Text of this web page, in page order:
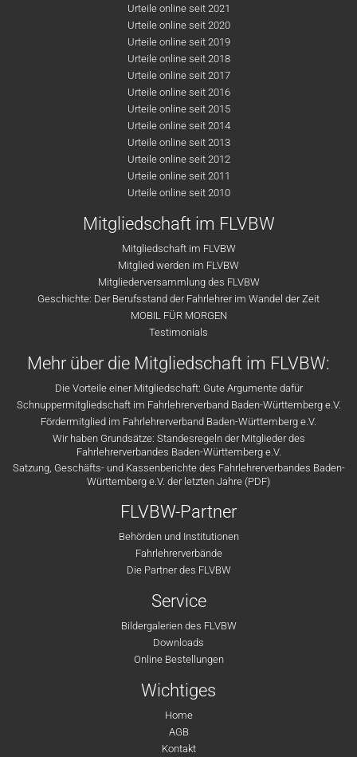
Urteile online seit 2021
Urteile online seit 2020
Urteile online seit 2019
Urteile online seit 2018
Urteile online seit 2017
Urteile online seit 2016
Urteile online seit 2015
Urteile online seit 2014
Urteile online seit 2013
Urteile online seit 2012
Urteile online seit 2011
Urteile online seit 2010
Mitgliedschaft im FLVBW
Mitgliedschaft im FLVBW
Mitglied werden im FLVBW
Mitgliederversammlung des FLVBW
Geschichte: Der Berufsstand der Fahrlehrer im Wandel der Zeit
MOBIL FÜR MORGEN
Testimonials
Mehr über die Mitgliedschaft im FLVBW:
Die Vorteile einer Mitgliedschaft: Gute Argumente dafür
Schnuppermitgliedschaft im Fahrlehrerverband Baden-Württemberg e.V.
Fördermitglied im Fahrlehrerverband Baden-Württemberg e.V.
Wir haben Grundsätze: Standesregeln der Mitglieder des
Fahrlehrerverbandes Baden-Württemberg e.V.
Satzung, Geschäfts- und Kassenberichte des Fahrlehrerverbandes Baden-
Württemberg e.V. der letzten Jahre (PDF)
FLVBW-Partner
Behörden und Institutionen
Fahrlehrerverbände
Die Partner des FLVBW
Service
Bildergalerien des FLVBW
Downloads
Online Bestellungen
Wichtiges
Home
AGB
Kontakt